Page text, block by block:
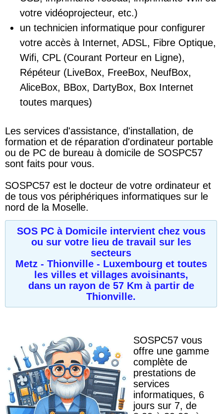
votre vidéoprojecteur, etc.)
un technicien informatique pour configurer
votre accès à Internet, ADSL, Fibre Optique,
Wifi, CPL (Courant Porteur en Ligne),
Répéteur (LiveBox, FreeBox, NeufBox,
AliceBox, BBox, DartyBox, Box Internet
toutes marques)
Les services d'assistance, d'installation, de
formation et de réparation d'ordinateur portable
ou de PC de bureau à domicile de SOSPC57
sont faits pour vous.
SOSPC57 est le docteur de votre ordinateur et
de tous vos périphériques informatiques sur le
nord de la Moselle.
SOS PC à Domicile intervient chez vous
ou sur votre lieu de travail sur les
secteurs
Metz - Thionville - Luxembourg et toutes
les villes et villages avoisinants,
dans un rayon de 57 Km à partir de
Thionville.
SOSPC57 vous
offre une gamme
complète de
prestations de
services
informatiques, 6
jours sur 7, de